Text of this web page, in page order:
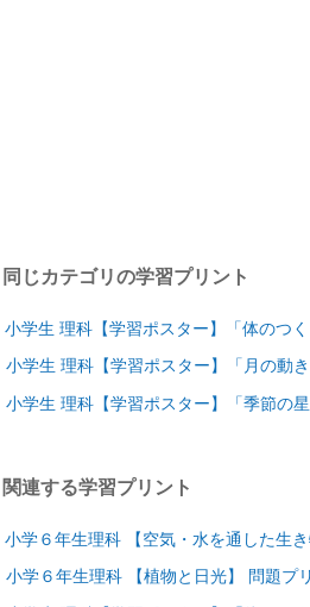
同じカテゴリの学習プリント
小学生 理科【学習ポスター】「体のつ
小学生 理科【学習ポスター】「月の動
小学生 理科【学習ポスター】「季節の
関連する学習プリント
小学６年生理科 【空気・水を通した生
小学６年生理科 【植物と日光】 問題プ